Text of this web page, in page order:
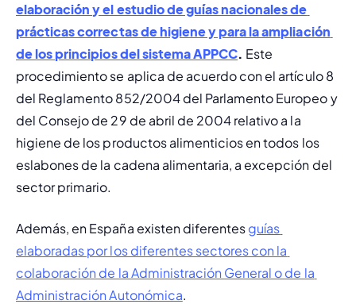
elaboración y el estudio de guías nacionales de
prácticas correctas de higiene y para la ampliación
de los principios del sistema APPCC. Este
procedimiento se aplica de acuerdo con el artículo 8
del Reglamento 852/2004 del Parlamento Europeo y
del Consejo de 29 de abril de 2004 relativo a la
higiene de los productos alimenticios en todos los
eslabones de la cadena alimentaria, a excepción del
sector primario.
Además, en España existen diferentes guías
elaboradas por los diferentes sectores con la
colaboración de la Administración General o de la
Administración Autonómica.